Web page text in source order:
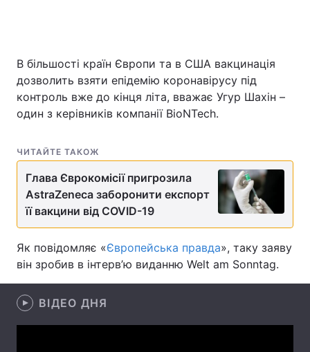
Україна Політика
Світ
Зброя Інциденти
Здоров'я Туризм
Цікавинки Погода
В більшості країн Європи та в США вакцинація
дозволить взяти епідемію коронавірусу під
контроль вже до кінця літа, вважає Угур Шахін –
один з керівників компанії BioNTech.
ЧИТАЙТЕ ТАКОЖ
Глава Єврокомісії пригрозила
AstraZeneca заборонити експорт
її вакцини від COVID-19
Як повідомляє «Європейська правда», таку заяву
він зробив в інтерв’ю виданню Welt am Sonntag.
ВІДЕО ДНЯ